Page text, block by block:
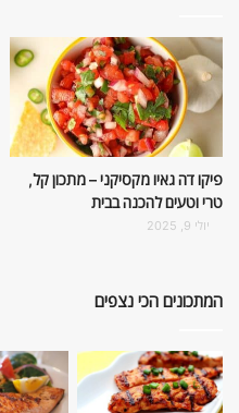
פיקו דה גאיו מקסיקני – מתכון קל,
טרי וטעים להכנה בבית
יולי 9, 2025
המתכונים הכי נצפים